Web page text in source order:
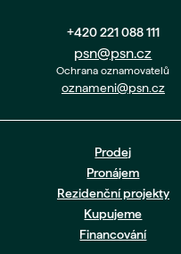
+420 221 088 111
psn@psn.cz
Ochrana oznamovatelů
oznameni@psn.cz
Prodej
Pronájem
Rezidenční projekty
Kupujeme
Financování